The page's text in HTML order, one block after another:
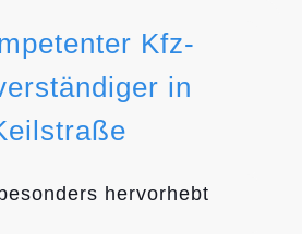
Kfz-
in
hervorhebt